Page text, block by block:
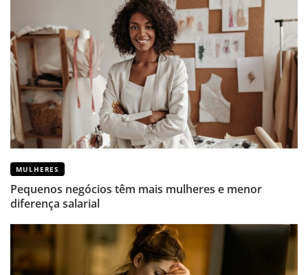
MULHERES
Pequenos negócios têm mais mulheres e menor
diferença salarial